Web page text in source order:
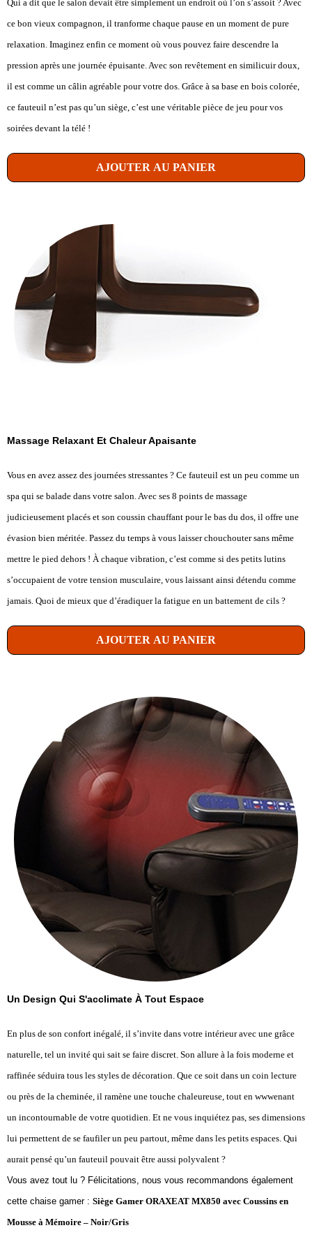
Qui a dit que le salon devait être simplement un endroit où l’on s’assoit ? Avec
ce bon vieux compagnon, il tranforme chaque pause en un moment de pure
relaxation. Imaginez enfin ce moment où vous pouvez faire descendre la
pression après une journée épuisante. Avec son revêtement en similicuir doux,
il est comme un câlin agréable pour votre dos. Grâce à sa base en bois colorée,
ce fauteuil n’est pas qu’un siège, c’est une véritable pièce de jeu pour vos
soirées devant la télé !
AJOUTER AU PANIER
Massage Relaxant Et Chaleur Apaisante
Vous en avez assez des journées stressantes ? Ce fauteuil est un peu comme un
spa qui se balade dans votre salon. Avec ses 8 points de massage
judicieusement placés et son coussin chauffant pour le bas du dos, il offre une
évasion bien méritée. Passez du temps à vous laisser chouchouter sans même
mettre le pied dehors ! À chaque vibration, c’est comme si des petits lutins
s’occupaient de votre tension musculaire, vous laissant ainsi détendu comme
jamais. Quoi de mieux que d’éradiquer la fatigue en un battement de cils ?
AJOUTER AU PANIER
Un Design Qui S'acclimate À Tout Espace
En plus de son confort inégalé, il s’invite dans votre intérieur avec une grâce
naturelle, tel un invité qui sait se faire discret. Son allure à la fois moderne et
raffinée séduira tous les styles de décoration. Que ce soit dans un coin lecture
ou près de la cheminée, il ramène une touche chaleureuse, tout en wwwenant
un incontournable de votre quotidien. Et ne vous inquiétez pas, ses dimensions
lui permettent de se faufiler un peu partout, même dans les petits espaces. Qui
aurait pensé qu’un fauteuil pouvait être aussi polyvalent ?
Vous avez tout lu ? Félicitations, nous vous recommandons également
cette chaise gamer : Siège Gamer ORAXEAT MX850 avec Coussins en
Mousse à Mémoire – Noir/Gris